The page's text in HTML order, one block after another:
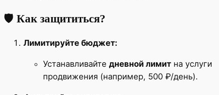
🛡 Как защититься?
Лимитируйте бюджет:
Устанавливайте дневной лимит на услуги
продвижения (например, 500 ₽/день).